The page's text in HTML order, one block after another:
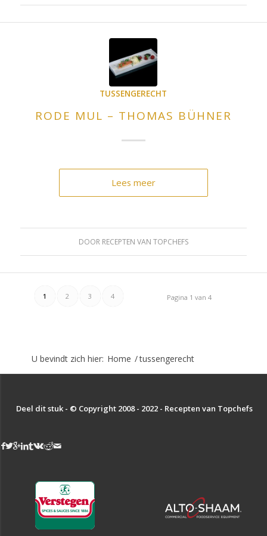
TUSSENGERECHT
RODE MUL – THOMAS BÜHNER
Lees meer
DOOR RECEPTEN VAN TOPCHEFS
Pagina 1 van 4
1 2 3 4
U bevindt zich hier: Home /tussengerecht
Deel dit stuk - © Copyright 2008 - 2022 - Recepten van Topchefs